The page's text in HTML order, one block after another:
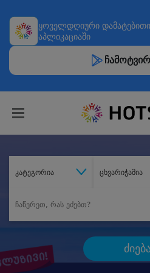
ყოველდღიური
აპლიკაციაში
კატეგორია ცხვარიჭამია